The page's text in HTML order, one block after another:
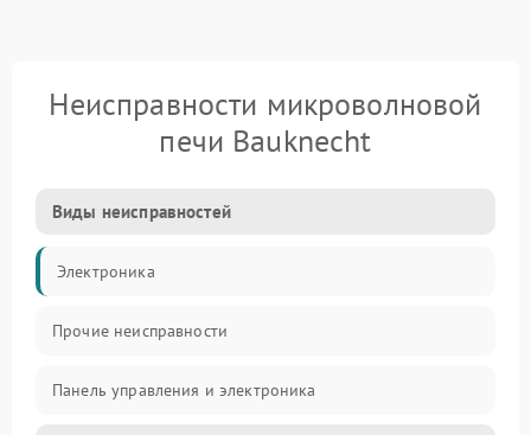
Неисправности микроволновой
печи Bauknecht
Виды неисправностей
Электроника
Прочие неисправности
Панель управления и электроника